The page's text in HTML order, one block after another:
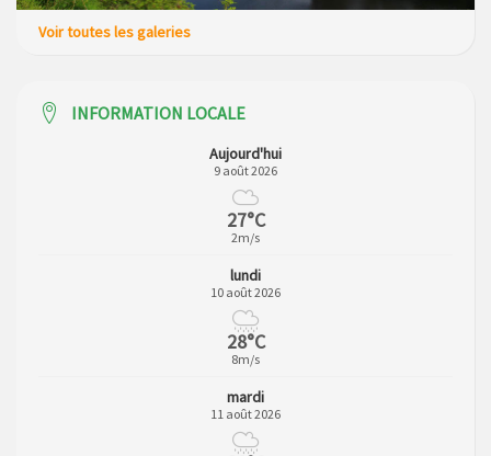
Voir toutes les galeries
INFORMATION LOCALE
Aujourd'hui
9 août 2026
27°C
2m/s
lundi
10 août 2026
28°C
8m/s
mardi
11 août 2026